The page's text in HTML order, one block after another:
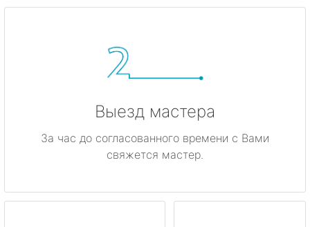
Выезд мастера
За час до согласованного времени с Вами
свяжется мастер.